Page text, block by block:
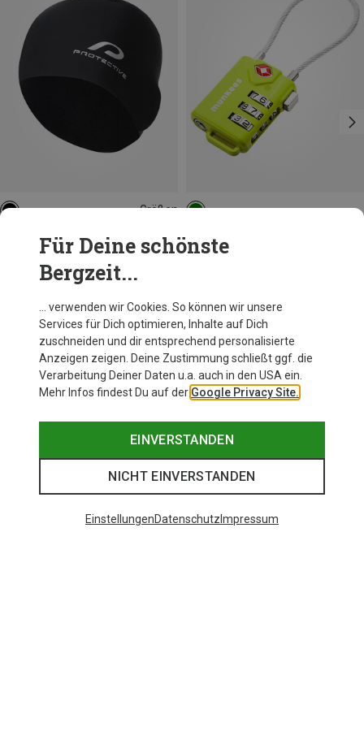
Größen
Protective
Underhelmet Mütze
CHF 24.95
Munkees
TSA Kabel-Zahlenschloss
Andere Kunden kauften auch
Für Deine schönste
Bergzeit...
… verwenden wir Cookies. So können wir unsere
Services für Dich optimieren, Inhalte auf Dich
zuschneiden und dir entsprechend personalisierte
Anzeigen zeigen. Deine Zustimmung schließt ggf. die
Verarbeitung Deiner Daten u.a. auch in den USA ein.
Mehr Infos findest Du auf der Google Privacy Site.
EINVERSTANDEN
NICHT EINVERSTANDEN
EinstellungenDatenschutz Impressum